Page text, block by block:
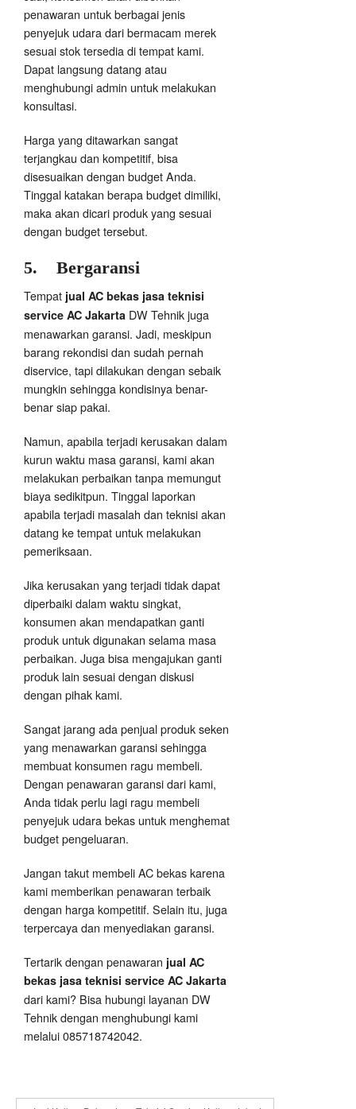
penawaran untuk berbagai jenis
penyejuk udara dari bermacam merek
sesuai stok tersedia di tempat kami.
Dapat langsung datang atau
menghubungi admin untuk melakukan
konsultasi.
Harga yang ditawarkan sangat
terjangkau dan kompetitif, bisa
disesuaikan dengan budget Anda.
Tinggal katakan berapa budget dimiliki,
maka akan dicari produk yang sesuai
dengan budget tersebut.
5. Bergaransi
Tempat jual AC bekas jasa teknisi
service AC Jakarta DW Tehnik juga
menawarkan garansi. Jadi, meskipun
barang rekondisi dan sudah pernah
diservice, tapi dilakukan dengan sebaik
mungkin sehingga kondisinya benar-
benar siap pakai.
Namun, apabila terjadi kerusakan dalam
kurun waktu masa garansi, kami akan
melakukan perbaikan tanpa memungut
biaya sedikitpun. Tinggal laporkan
apabila terjadi masalah dan teknisi akan
datang ke tempat untuk melakukan
pemeriksaan.
Jika kerusakan yang terjadi tidak dapat
diperbaiki dalam waktu singkat,
konsumen akan mendapatkan ganti
produk untuk digunakan selama masa
perbaikan. Juga bisa mengajukan ganti
produk lain sesuai dengan diskusi
dengan pihak kami.
Sangat jarang ada penjual produk seken
yang menawarkan garansi sehingga
membuat konsumen ragu membeli.
Dengan penawaran garansi dari kami,
Anda tidak perlu lagi ragu membeli
penyejuk udara bekas untuk menghemat
budget pengeluaran.
Jangan takut membeli AC bekas karena
kami memberikan penawaran terbaik
dengan harga kompetitif. Selain itu, juga
terpercaya dan menyediakan garansi.
Tertarik dengan penawaran jual AC
bekas jasa teknisi service AC Jakarta
dari kami? Bisa hubungi layanan DW
Tehnik dengan menghubungi kami
melalui 085718742042.